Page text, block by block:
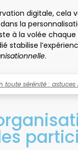
digitale, cela
la
à la volée
stabilise
.
toute sérénité :